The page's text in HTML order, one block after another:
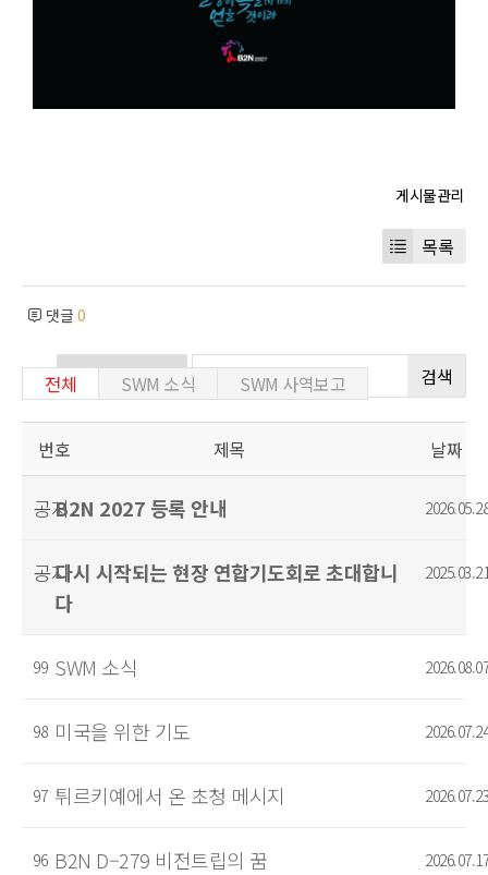
목록
댓글0
검색
전체 SWM 소식 SWM 사역보고
번호 제목 날짜
공지B2N 2027 등록 안내 2026.05.28
공지다시 시작되는 현장 연합기도회로 초대합니
다
2025.03.21
99 SWM 소식 2026.08.07
98 미국을 위한 기도 2026.07.24
97 튀르키예에서 온 초청 메시지 2026.07.23
96 B2N D–279 비전트립의 꿈 2026.07.17